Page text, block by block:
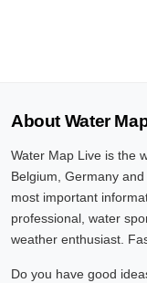
About Water
Water Map Live is the
Belgium, Germany
most important
professional, water
weather enthusiast.
Do you have good